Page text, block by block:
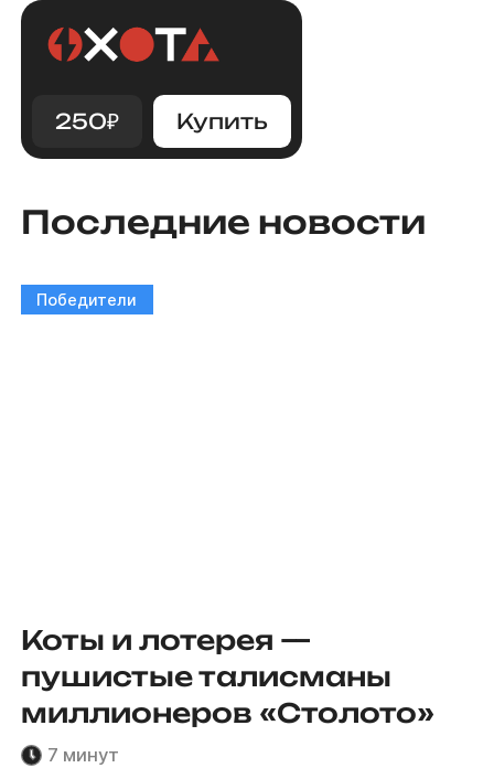
250₽ Купить
Последние новости
Победители
Коты и лотерея —
пушистые талисманы
миллионеров «Столото»
7 минут